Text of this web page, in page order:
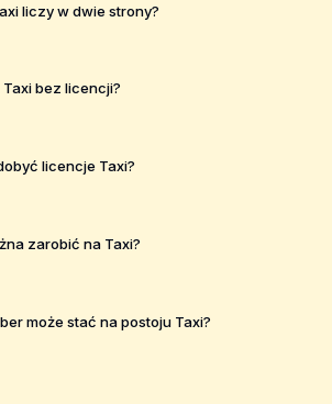
liczy w dwie strony?
Taxi bez licencji?
licencje Taxi?
zarobić na Taxi?
może stać na postoju Taxi?